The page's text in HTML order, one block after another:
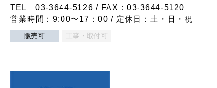
TEL：03-3644-5126 / FAX：03-3644-5120
営業時間：9:00〜17：00 / 定休日：土・日・祝
販売可 工事・取付可